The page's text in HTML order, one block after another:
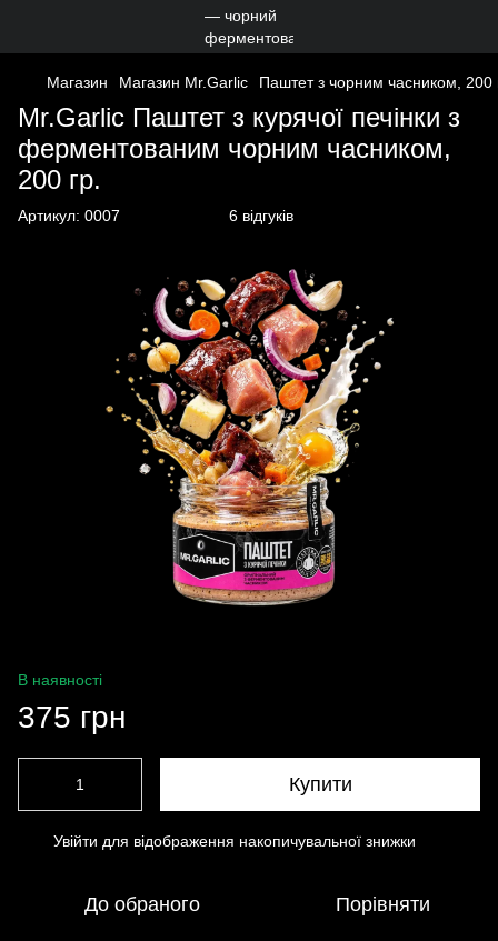
Магазин Магазин Mr.Garlic Паштет з чорним часником, 200
Mr.Garlic Паштет з курячої печінки з
ферментованим чорним часником,
200 гр.
Артикул: 0007 6 відгуків
В наявності
375 грн
Купити
Увійти для відображення накопичувальної знижки
До обраного Порівняти